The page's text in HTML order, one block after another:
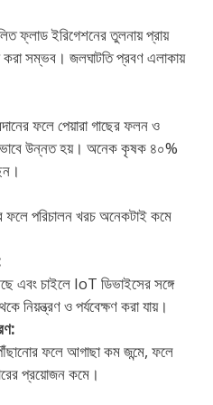
ফ্লাড ইরিগেশনের তুলনায় প্রায়
করা সম্ভব। জলঘাটতি প্রবণ এলাকায়
ফলে পেয়ারা গাছের ফলন ও
উন্নত হয়। অনেক কৃষক ৪০%
ফলে পরিচালন খরচ অনেকটাই কমে
এবং চাইলে IoT ডিভাইসের সঙ্গে
নিয়ন্ত্রণ ও পর্যবেক্ষণ করা যায়।
ফলে আগাছা কম জন্মে, ফলে
প্রয়োজন কমে।